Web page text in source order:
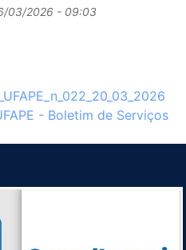
03/2026 - 09:03
- Boletim de Serviços